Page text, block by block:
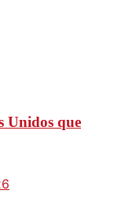
Unidos que